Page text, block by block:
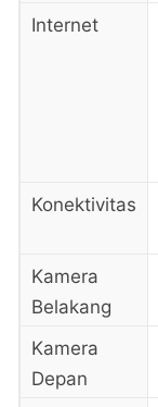
Internet
Konektivitas
Kamera
Belakang
Kamera
Depan